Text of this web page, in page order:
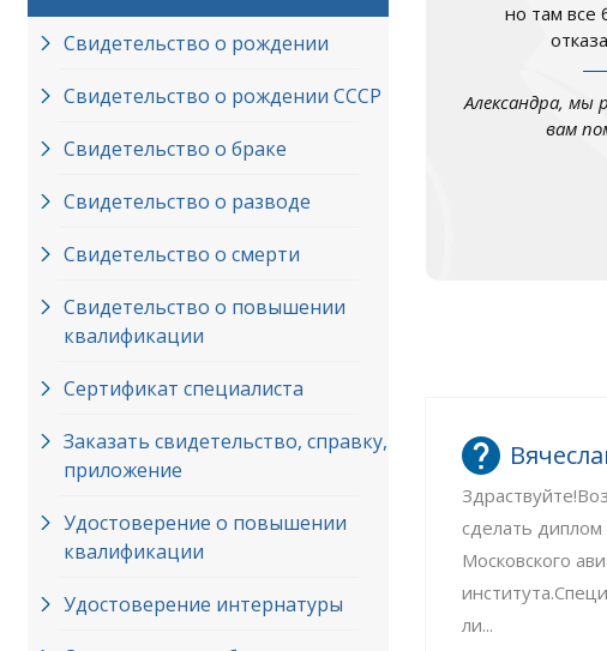
Свидетельство о рождении
Свидетельство о рождении СССР
Свидетельство о браке
Свидетельство о разводе
Свидетельство о смерти
Свидетельство о повышении
квалификации
Сертификат специалиста
Заказать свидетельство, справку,
приложение
Удостоверение о повышении
квалификации
Удостоверение интернатуры
но там все
Александра, мы
вам
сделать диплом
Московского
ли...